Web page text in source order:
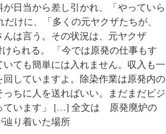
日当から差し引かれ、「やっていら
けに、「多くの元ヤクザたちが、
は言う。その状況は、元ヤクザ
られる。 「今では原発の仕事もす
ても簡単には入れません。収入も一
していますよ。除染作業は原発内の
ちに人を送ればいい。まだまだビジ
ています」 […] 全文は 原発廃炉の
り着いた場所